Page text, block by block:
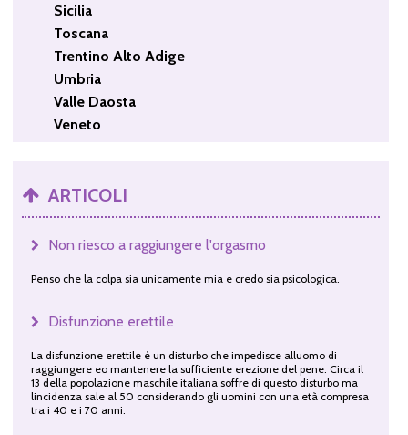
Sicilia
Toscana
Trentino Alto Adige
Umbria
Valle Daosta
Veneto
ARTICOLI
Non riesco a raggiungere l'orgasmo
Penso che la colpa sia unicamente mia e credo sia psicologica.
Disfunzione erettile
La disfunzione erettile è un disturbo che impedisce alluomo di
raggiungere eo mantenere la sufficiente erezione del pene. Circa il
13 della popolazione maschile italiana soffre di questo disturbo ma
lincidenza sale al 50 considerando gli uomini con una età compresa
tra i 40 e i 70 anni.